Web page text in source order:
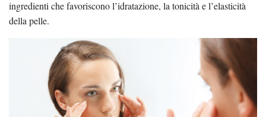
ingredienti che favoriscono l’idratazione, la tonicità e l’elasticità
della pelle.